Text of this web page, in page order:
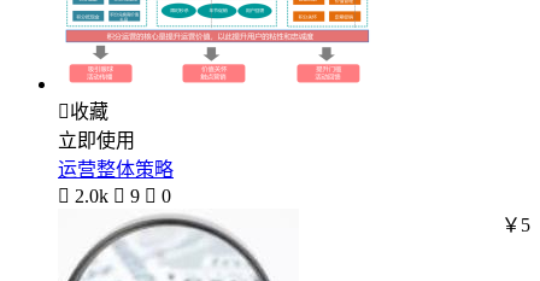
收藏
立即使用
运营整体策略
 2.0k  9  0
￥5